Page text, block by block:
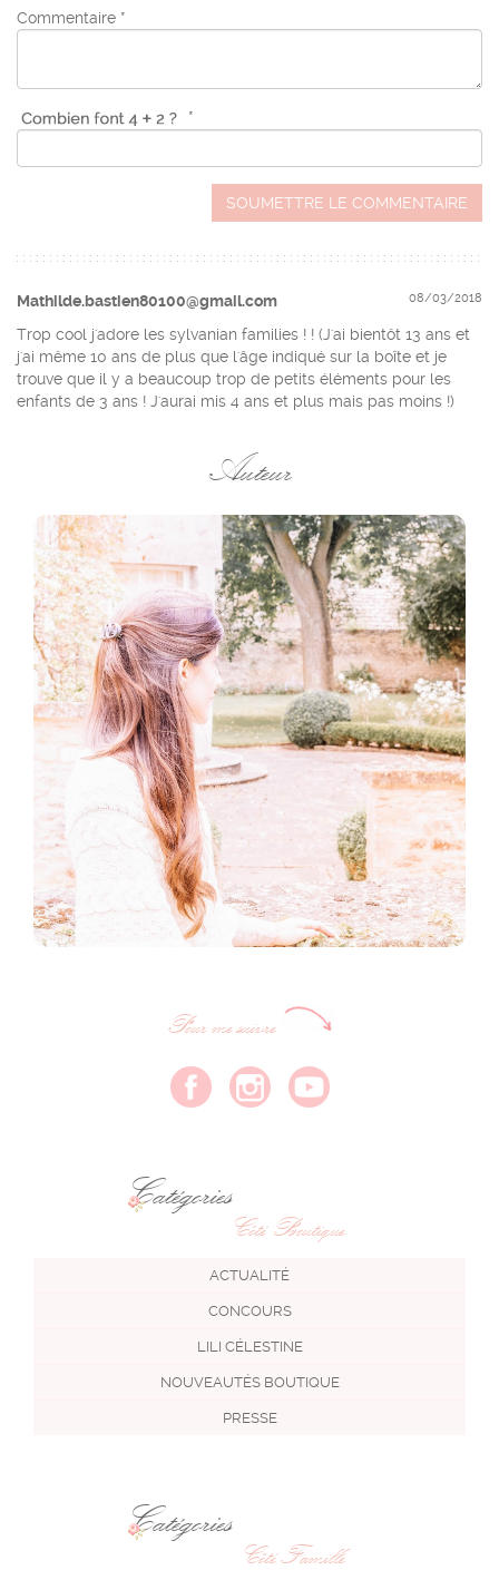
Commentaire *
*
SOUMETTRE LE COMMENTAIRE
Mathilde.bastien80100@gmail.com 08/03/2018
Trop cool j'adore les sylvanian families ! ! (J'ai bientôt 13 ans et
j'ai même 10 ans de plus que l'âge indiqué sur la boîte et je
trouve que il y a beaucoup trop de petits éléments pour les
enfants de 3 ans ! J'aurai mis 4 ans et plus mais pas moins !)
Auteur
Pour me suivre
Catégories
Côté Boutique
ACTUALITÉ
CONCOURS
LILI CÉLESTINE
NOUVEAUTÉS BOUTIQUE
PRESSE
Catégories
Côté Famille